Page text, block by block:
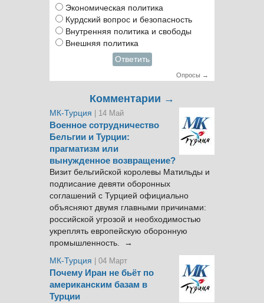
Экономическая политика
Курдский вопрос и безопасность
Внутренняя политика и свободы
Внешняя политика
Ответить
Опросы →
Комментарии →
МК-Турция | 14 Май
Военное сотрудничество
Бельгии и Турции:
прагматизм или
вынужденное возвращение?
Визит бельгийской королевы Матильды и
подписание девяти оборонных
соглашений с Турцией официально
объясняют двумя главными причинами:
российской угрозой и необходимостью
укреплять европейскую оборонную
промышленность. →
МК-Турция
| 04 Март
Почему Иран не бьёт по
американским базам в
Турции